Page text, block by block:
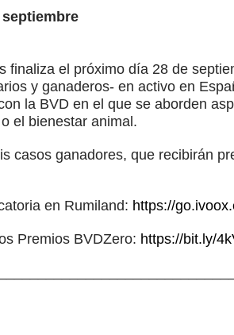
finaliza el próximo día 28 de
y ganaderos- en activo en
la BVD en el que se aborden
el bienestar animal.
casos ganadores, que recibirán
en Rumiland: https://
Premios BVDZero: https://bit.ly/